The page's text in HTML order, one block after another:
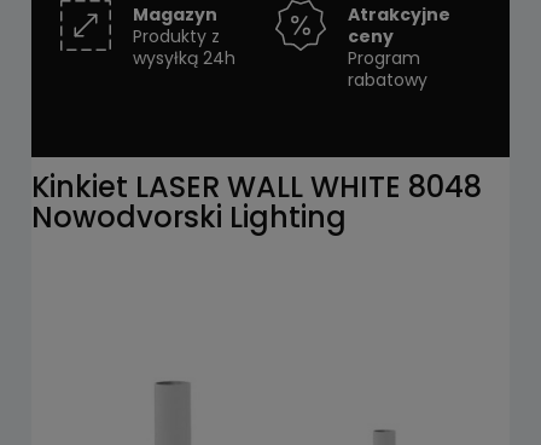
Magazyn
Produkty z
wysyłką 24h
Atrakcyjne
ceny
Program
rabatowy
Kinkiet LASER WALL WHITE 8048
Nowodvorski Lighting